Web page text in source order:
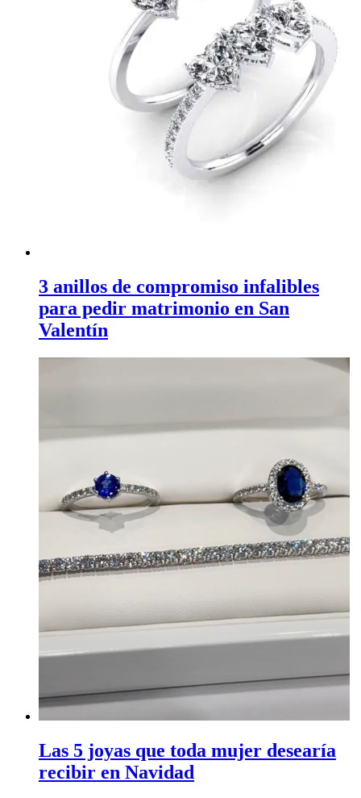
3 anillos de compromiso infalibles
para pedir matrimonio en San
Valentín
Las 5 joyas que toda mujer desearía
recibir en Navidad